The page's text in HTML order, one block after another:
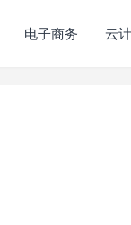
电子商务 云